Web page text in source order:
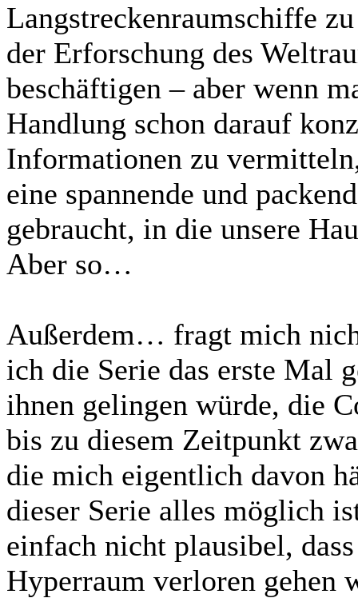
Langstreckenraumschiffe
der Erforschung des
beschäftigen – aber wenn
Handlung schon darauf
Informationen zu
eine spannende und
gebraucht, in die unsere
Aber so…
Außerdem… fragt mich
ich die Serie das erste Mal
ihnen gelingen würde, die
bis zu diesem Zeitpunkt
die mich eigentlich davon
dieser Serie alles möglich
einfach nicht plausibel,
Hyperraum verloren gehen